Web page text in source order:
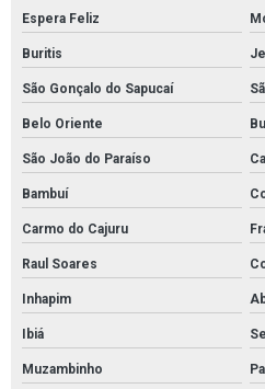
Kit sopep mantas brasil
Kit sopep para contenção de
Kit sopep para derramamento de
Manta absorvente hidrocarboneto
Manta absorvente hidrofóbica para óleo
Manta absorvente industrial
Manta absorvente para derramamento
Manta absorvente para indústrias
Manta absorvente para manutenção
Manta absorvente para petróleo
Manta absorvente para vazamento de
Espera Feliz
Buritis
São Gonçalo do Sapucaí
Belo Oriente
São João do Paraíso
Bambuí
Carmo do Cajuru
Raul Soares
Inhapim
Ibiá
Muzambinho